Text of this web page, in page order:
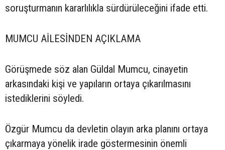
soruşturmanın kararlılıkla sürdürüleceğini ifade etti.
MUMCU AİLESİNDEN AÇIKLAMA
Görüşmede söz alan Güldal Mumcu, cinayetin
arkasındaki kişi ve yapıların ortaya çıkarılmasını
istediklerini söyledi.
Özgür Mumcu da devletin olayın arka planını ortaya
çıkarmaya yönelik irade göstermesinin önemli